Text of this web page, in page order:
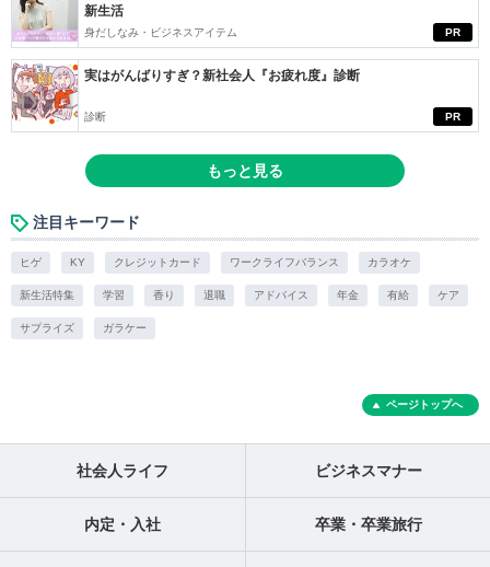
PR
新生活
身だしなみ・ビジネスアイテム
PR
実はがんばりすぎ？新社会人『お疲れ度』診断
診断
もっと見る
注目キーワード
ヒゲ KY クレジットカード ワークライフバランス カラオケ
新生活特集 学習 香り 退職 アドバイス 年金 有給 ケア
サプライズ ガラケー
ページトップへ
社会人ライフ ビジネスマナー
内定・入社 卒業・卒業旅行